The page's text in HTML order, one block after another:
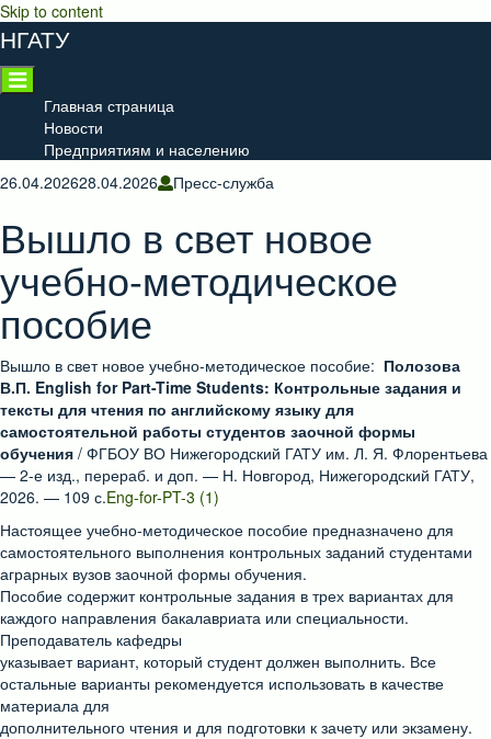
Skip to content
НГАТУ
Главная страница
Новости
Предприятиям и населению
26.04.202628.04.2026 Пресс-служба
Вышло в свет новое
учебно-методическое
пособие
Вышло в свет новое учебно-методическое пособие: Полозова
В.П. English for Part-Time Students: Контрольные задания и
тексты для чтения по английскому языку для
самостоятельной работы студентов заочной формы
обучения / ФГБОУ ВО Нижегородский ГАТУ им. Л. Я. Флорентьева
— 2-е изд., перераб. и доп. — Н. Новгород, Нижегородский ГАТУ,
2026. — 109 с.Eng-for-PT-3 (1)
Настоящее учебно-методическое пособие предназначено для
самостоятельного выполнения контрольных заданий студентами
аграрных вузов заочной формы обучения.
Пособие содержит контрольные задания в трех вариантах для
каждого направления бакалавриата или специальности.
Преподаватель кафедры
указывает вариант, который студент должен выполнить. Все
остальные варианты рекомендуется использовать в качестве
материала для
дополнительного чтения и для подготовки к зачету или экзамену.